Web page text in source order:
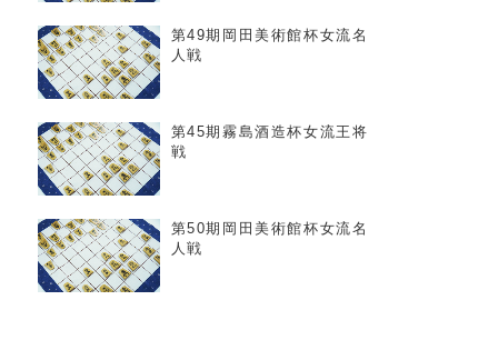
第49期岡田美術館杯女流名
人戦
第45期霧島酒造杯女流王将
戦
第50期岡田美術館杯女流名
人戦